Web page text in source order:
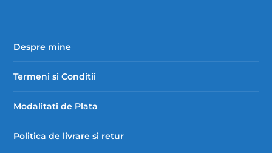
Despre mine
Termeni si Conditii
Modalitati de Plata
Politica de livrare si retur